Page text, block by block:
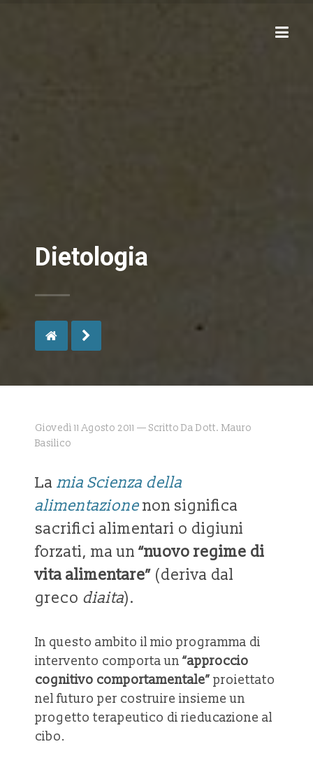
Dietologia
Giovedì 11 Agosto 2011 — Scritto Da Dott. Mauro
Basilico
La mia Scienza della
alimentazionenon significa
sacrifici alimentari o digiuni
forzati, ma un “nuovo regime di
vita alimentare” (deriva dal
greco diaita).
In questo ambito il mio programma di
intervento comporta un “approccio
cognitivo comportamentale” proiettato
nel futuro per costruire insieme un
progetto terapeutico di rieducazione al
cibo.